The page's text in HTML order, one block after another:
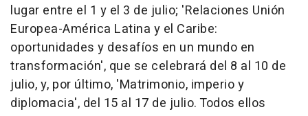
lugar entre el 1 y el 3 de julio; 'Relaciones Unión
Europea-América Latina y el Caribe:
oportunidades y desafíos en un mundo en
transformación', que se celebrará del 8 al 10 de
julio, y, por último, 'Matrimonio, imperio y
diplomacia', del 15 al 17 de julio. Todos ellos